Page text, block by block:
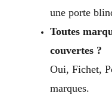
une porte
Toutes
couvertes ?
Oui, Fichet,
marques.